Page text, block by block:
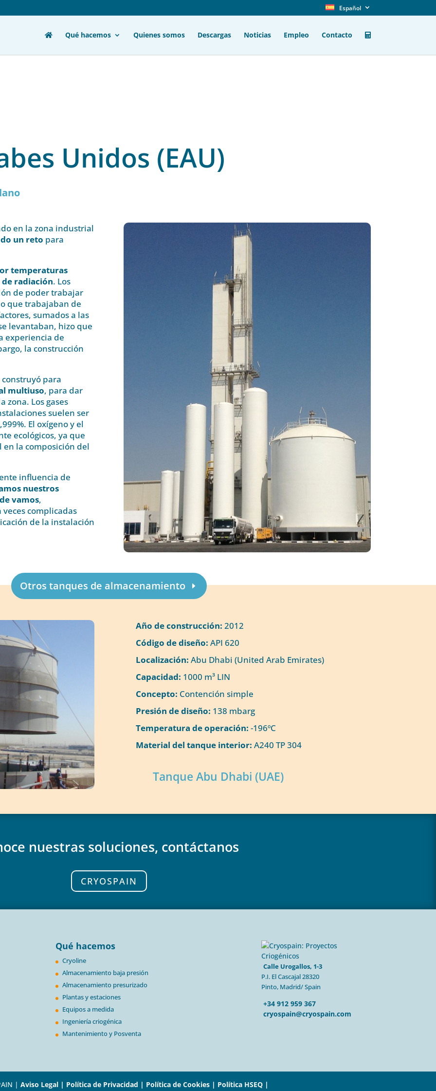
Español
Qué hacemos Quienes somos Descargas Noticias Empleo Contacto
Unidos (EAU)
en la zona industrial
un reto para
temperaturas
radiación. Los
de poder trabajar
que trabajaban de
sumados a las
levantaban, hizo que
experiencia de
la construcción
para
multiuso, para dar
zona. Los gases
suelen ser
El oxígeno y el
ecológicos, ya que
la composición del
influencia de
nuestros
vamos,
complicadas
de la instalación
Otros tanques de almacenamiento
Año de construcción: 2012
Código de diseño: API 620
Localización: Abu Dhabi (United Arab Emirates)
Capacidad: 1000 m³ LIN
Concepto: Contención simple
Presión de diseño: 138 mbarg
Temperatura de operación: -196ºC
Material del tanque interior: A240 TP 304
Tanque Abu Dhabi (UAE)
nuestras soluciones, contáctanos
CRYOSPAIN
Qué hacemos
Cryoline
Almacenamiento baja presión
Almacenamiento presurizado
Plantas y estaciones
Equipos a medida
Ingeniería criogénica
Mantenimiento y Posventa
Calle Urogallos, 1-3
P.I. El Cascajal 28320
Pinto, Madrid/ Spain
+34 912 959 367
cryospain@cryospain.com
| Aviso Legal | Política de Privacidad | Política de Cookies | Política HSEQ |